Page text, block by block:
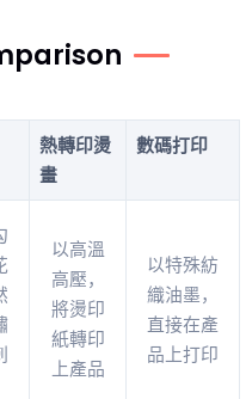
熱轉印燙
畫
數碼打印
以高溫
高壓，
將燙印
紙轉印
上產品
以特殊紡
織油墨，
直接在產
品上打印